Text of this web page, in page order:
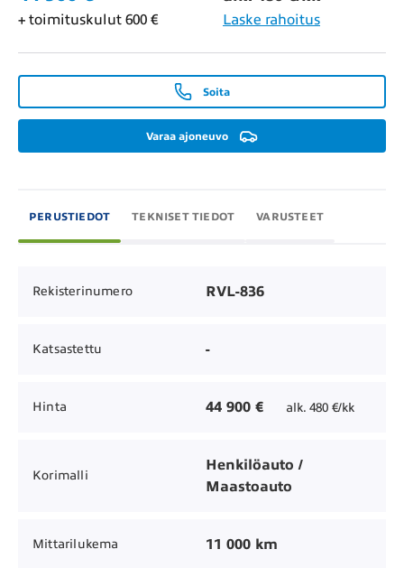
+ toimituskulut 600 € Laske rahoitus
Soita
Varaa ajoneuvo
PERUSTIEDOT TEKNISET TIEDOT VARUSTEET
Rekisterinumero RVL-836
Katsastettu -
Hinta 44 900 € alk. 480 €/kk
Korimalli
Henkilöauto /
Maastoauto
Mittarilukema 11 000 km